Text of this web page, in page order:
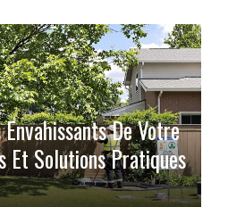
De Votre
Et Solutions Pratiques